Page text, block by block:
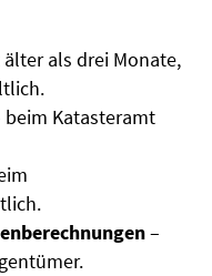
als drei Monate,
beim Katasteramt
–